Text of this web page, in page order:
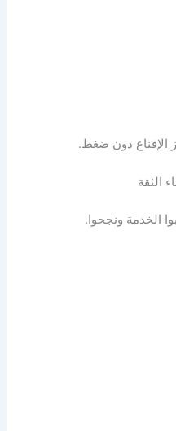
الإقناع دون ضغط.
الثقة
الخدمة ونجحوا.